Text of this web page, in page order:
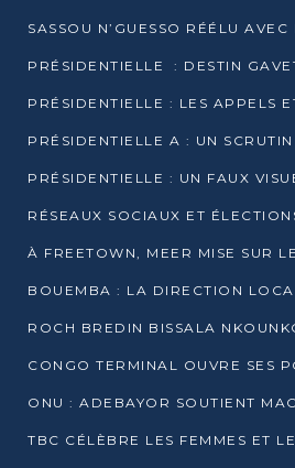
ONU : ADEBAYOR SOUTIENT